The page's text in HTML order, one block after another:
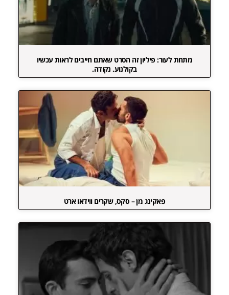
מתחת לעור: פיליון זה הסרט שאתם חייבים לראות עכשיו
בקולנוע. נקודה.
פאקינג מן – סקס, שקרים ווידאו ארט